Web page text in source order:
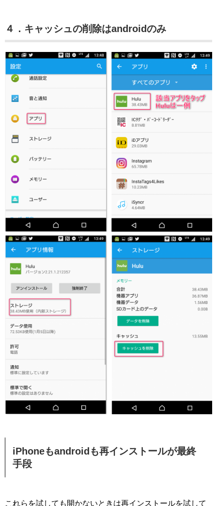
４．キャッシュの削除はandroidのみ
iPhoneもandroidも再インストールが最終
手段
これらを試しても開かないときは再インストールを試して